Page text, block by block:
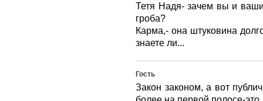
Тетя Надя- зачем вы и
гроба?
Карма,- она штуковина
знаете ли...
Гость
Закон законом, а вот